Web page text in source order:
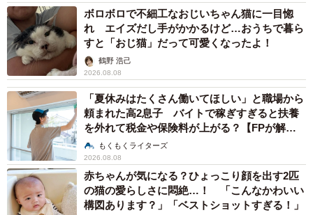
ボロボロで不細工なおじいちゃん猫に一目惚
れ エイズだし手がかかるけど…おうちで暮ら
すと「おじ猫」だって可愛くなったよ！
鶴野 浩己
2026.08.08
「夏休みはたくさん働いてほしい」と職場から
頼まれた高2息子 バイトで稼ぎすぎると扶養
を外れて税金や保険料が上がる？【FPが解
説】もくもくライターズ
2026.08.08
赤ちゃんが気になる？ひょっこり顔を出す2匹
の猫の愛らしさに悶絶…！ 「こんなかわいい
構図あります？」「ベストショットすぎる！」